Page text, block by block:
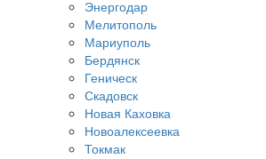
Энергодар
Мелитополь
Мариуполь
Бердянск
Геническ
Скадовск
Новая Каховка
Новоалексеевка
Токмак